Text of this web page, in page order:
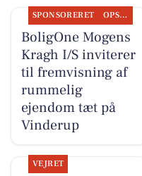
SPONSORERET OPSLAGSTAVLEN
BoligOne Mogens
Kragh I/S inviterer
til fremvisning af
rummelig
ejendom tæt på
Vinderup
VEJRET